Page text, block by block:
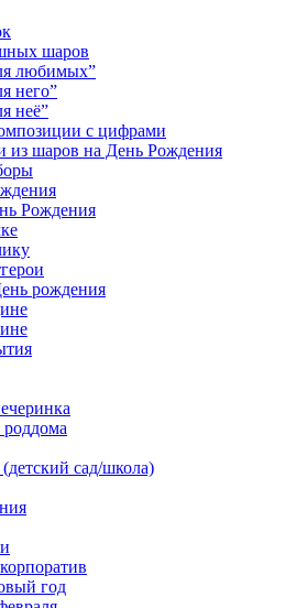
шаров
любимых”
него”
неё”
с цифрами
из шаров на День Рождения
Рождения
рождения
сад/школа)
год